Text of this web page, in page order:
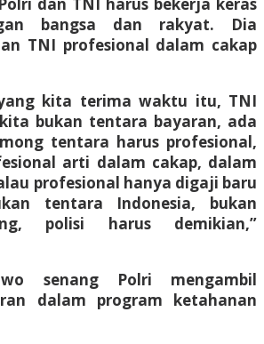
bangsa dan rakyat. Dia
TNI profesional dalam cakap
kita terima waktu itu, TNI
bukan tentara bayaran, ada
tentara harus profesional,
arti dalam cakap, dalam
profesional hanya digaji baru
tentara Indonesia, bukan
polisi harus demikian,”
senang Polri mengambil
dalam program ketahanan